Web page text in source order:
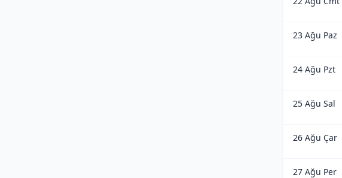
23 Ağu Paz
24 Ağu Pzt
25 Ağu Sal
26 Ağu Çar
27 Ağu Per